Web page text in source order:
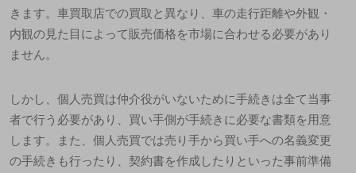
きます。車買取店での買取と異なり、車の走行距離や外観・
内観の見た目によって販売価格を市場に合わせる必要があり
ません。
しかし、個人売買は仲介役がいないために手続きは全て当事
者で行う必要があり、買い手側が手続きに必要な書類を用意
します。また、個人売買では売り手から買い手への名義変更
の手続きも行ったり、契約書を作成したりといった事前準備